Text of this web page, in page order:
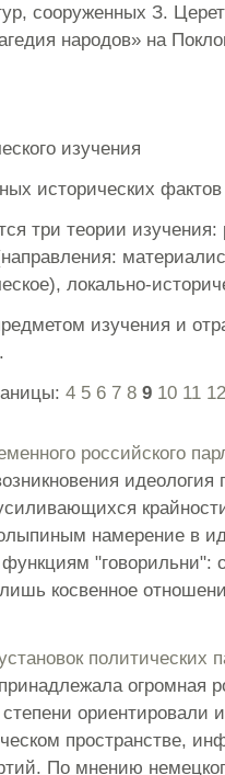
сооруженных З.
народов» на
изучения
исторических фактов
три теории изучения:
локально-
изучения и
4 5 6 7 8 9 10 11 12
российского
намерение в
"говорильни":
косвенное
политических
огромная
ориентировали
пространстве,
По мнению